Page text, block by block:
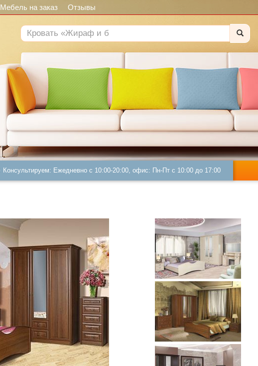
Мебель на заказ Отзывы
Консультируем: Ежедневно с 10:00-20:00, офис: Пн-Пт с 10:00 до 17:00